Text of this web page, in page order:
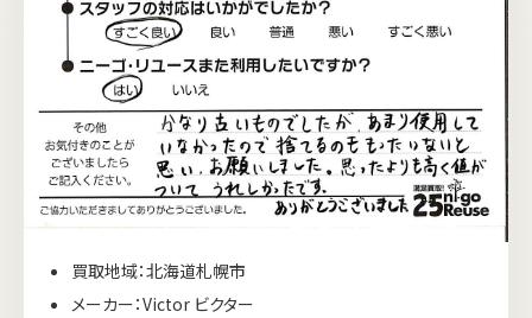
買取地域：北海道札幌市
メーカー：Victor ビクター